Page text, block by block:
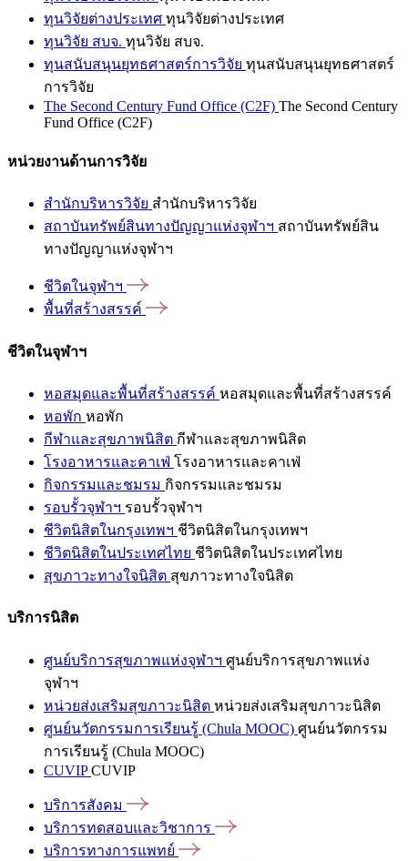
ทุนวิจัยต่างประเทศ ทุนวิจัยต่างประเทศ
ทุนวิจัย สบจ. ทุนวิจัย สบจ.
ทุนสนับสนุนยุทธศาสตร์การวิจัย ทุนสนับสนุนยุทธศาสตร์
การวิจัย
The Second Century Fund Office (C2F) The Second Century
Fund Office (C2F)
หน่วยงานด้านการวิจัย
สำนักบริหารวิจัย สำนักบริหารวิจัย
สถาบันทรัพย์สินทางปัญญาแห่งจุฬาฯ สถาบันทรัพย์สิน
ทางปัญญาแห่งจุฬาฯ
ชีวิตในจุฬาฯ
พื้นที่สร้างสรรค์
ชีวิตในจุฬาฯ
หอสมุดและพื้นที่สร้างสรรค์ หอสมุดและพื้นที่สร้างสรรค์
หอพัก หอพัก
กีฬาและสุขภาพนิสิต กีฬาและสุขภาพนิสิต
โรงอาหารและคาเฟ่ โรงอาหารและคาเฟ่
กิจกรรมและชมรม กิจกรรมและชมรม
รอบรั้วจุฬาฯ รอบรั้วจุฬาฯ
ชีวิตนิสิตในกรุงเทพฯ ชีวิตนิสิตในกรุงเทพฯ
ชีวิตนิสิตในประเทศไทย ชีวิตนิสิตในประเทศไทย
สุขภาวะทางใจนิสิต สุขภาวะทางใจนิสิต
บริการนิสิต
ศูนย์บริการสุขภาพแห่งจุฬาฯ ศูนย์บริการสุขภาพแห่ง
จุฬาฯ
หน่วยส่งเสริมสุขภาวะนิสิต หน่วยส่งเสริมสุขภาวะนิสิต
ศูนย์นวัตกรรมการเรียนรู้ (Chula MOOC) ศูนย์นวัตกรรม
การเรียนรู้ (Chula MOOC)
CUVIPCUVIP
บริการสังคม
บริการทดสอบและวิชาการ
บริการทางการแพทย์